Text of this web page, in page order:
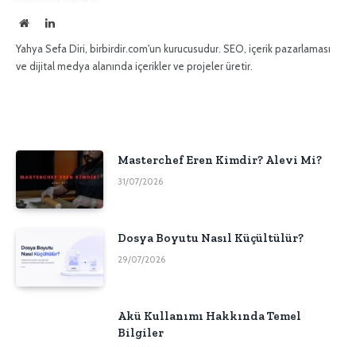
İnternetLinkedIn
Yahya Sefa Diri, birbirdir.com'un kurucusudur. SEO, içerik pazarlaması
ve dijital medya alanında içerikler ve projeler üretir.
Masterchef Eren Kimdir? Alevi Mi?
31/07/2026
Dosya Boyutu Nasıl Küçültülür?
29/07/2026
Akü Kullanımı Hakkında Temel
Bilgiler